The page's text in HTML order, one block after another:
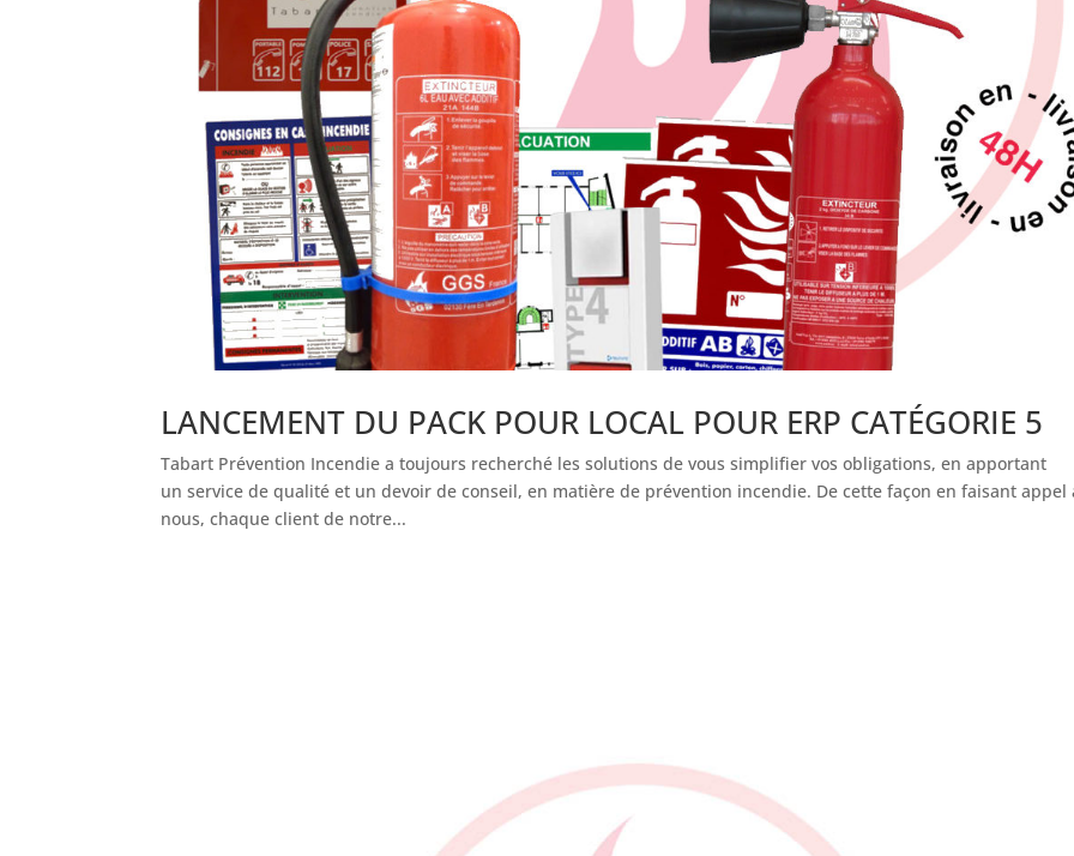
LANCEMENT DU PACK POUR LOCAL POUR ERP CATÉGORIE 5
Tabart Prévention Incendie a toujours recherché les solutions de vous simplifier vos obligations, en apportant
un service de qualité et un devoir de conseil, en matière de prévention incendie. De cette façon en faisant appel
nous, chaque client de notre...